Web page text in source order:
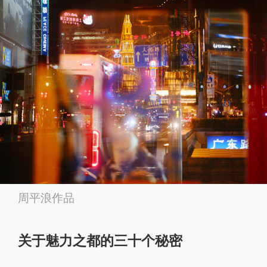
周平浪作品
关于魅力之都的三十个秘密